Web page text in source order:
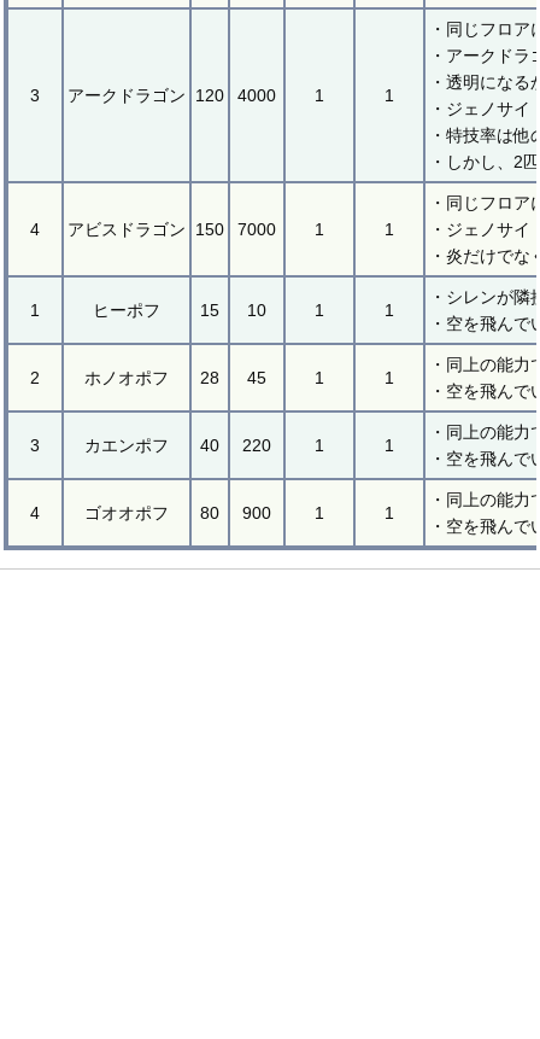
3 アークドラゴン 120 4000 1 1
・同じフロ
・アークド
・透明にな
・ジェノサ
・特技率は
・しかし、2
4 アビスドラゴン 150 7000 1 1
・同じフロ
・ジェノサ
・炎だけで
1 ヒーポフ 15 10 1 1
・シレンが
・空を飛んで
2 ホノオポフ 28 45 1 1
・同上の能
・空を飛んで
3 カエンポフ 40 220 1 1
・同上の能
・空を飛んで
4 ゴオオポフ 80 900 1 1
・同上の能
・空を飛んで